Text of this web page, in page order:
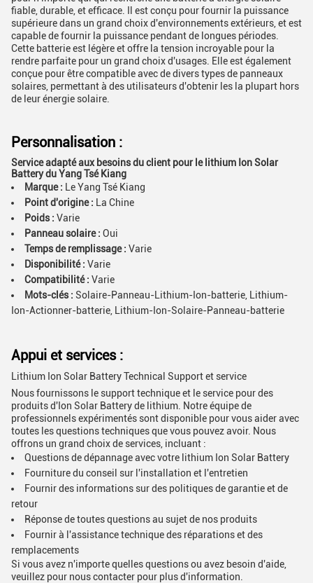
fiable, durable, et efficace. Il est conçu pour fournir la puissance
supérieure dans un grand choix d'environnements extérieurs, et est
capable de fournir la puissance pendant de longues périodes.
Cette batterie est légère et offre la tension incroyable pour la
rendre parfaite pour un grand choix d'usages. Elle est également
conçue pour être compatible avec de divers types de panneaux
solaires, permettant à des utilisateurs d'obtenir les la plupart hors
de leur énergie solaire.
Personnalisation :
Service adapté aux besoins du client pour le lithium Ion Solar
Battery du Yang Tsé Kiang
Marque : Le Yang Tsé Kiang
Point d'origine : La Chine
Poids : Varie
Panneau solaire : Oui
Temps de remplissage : Varie
Disponibilité : Varie
Compatibilité : Varie
Mots-clés : Solaire-Panneau-Lithium-Ion-batterie, Lithium-
Ion-Actionner-batterie, Lithium-Ion-Solaire-Panneau-batterie
Appui et services :
Lithium Ion Solar Battery Technical Support et service
Nous fournissons le support technique et le service pour des
produits d'Ion Solar Battery de lithium. Notre équipe de
professionnels expérimentés sont disponible pour vous aider avec
toutes les questions techniques que vous pouvez avoir. Nous
offrons un grand choix de services, incluant :
Questions de dépannage avec votre lithium Ion Solar Battery
Fourniture du conseil sur l'installation et l'entretien
Fournir des informations sur des politiques de garantie et de
retour
Réponse de toutes questions au sujet de nos produits
Fournir à l'assistance technique des réparations et des
remplacements
Si vous avez n'importe quelles questions ou avez besoin d'aide,
veuillez pour nous contacter pour plus d'information.